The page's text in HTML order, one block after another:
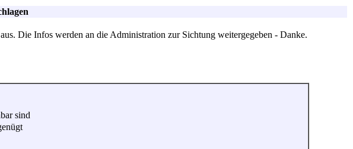
Die Infos werden an die Administration zur Sichtung weitergegeben - Danke.
sind